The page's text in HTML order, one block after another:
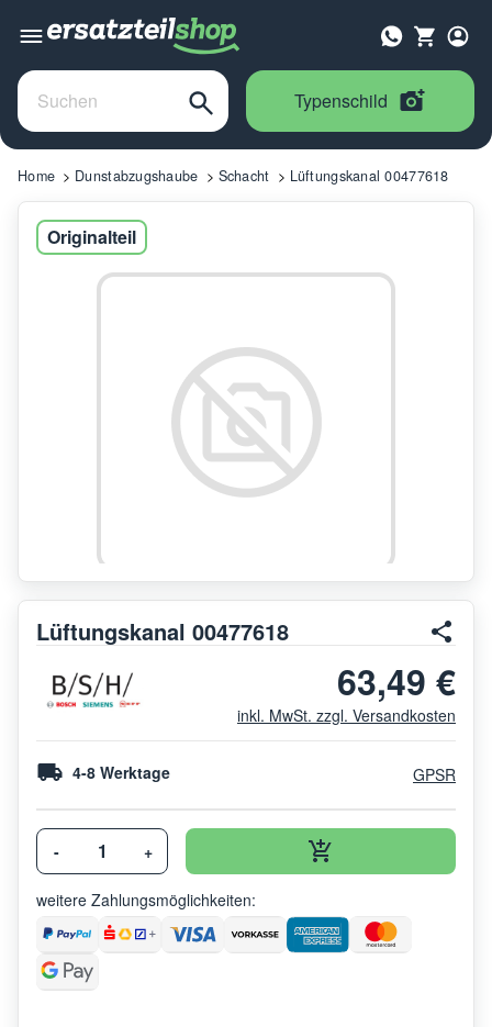
Typenschild
Home Dunstabzugshaube Schacht Lüftungskanal 00477618
Originalteil
Lüftungskanal 00477618
63,49 €
inkl. MwSt. zzgl. Versandkosten
4-8 Werktage GPSR
- +
weitere Zahlungsmöglichkeiten: